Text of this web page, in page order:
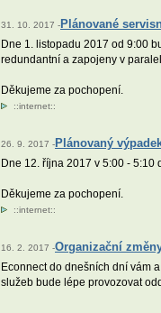
31. 10. 2017 -Plánované
Dne 1. listopadu 2017 od 9:00
redundantní a zapojeny v
Děkujeme za pochopení.
::internet::
26. 9. 2017 -Plánovaný
Dne 12. října 2017 v 5:00 -
Děkujeme za pochopení.
::internet::
16. 2. 2017 -Organizační
Econnect do dnešních dní vám
služeb bude lépe provozovat